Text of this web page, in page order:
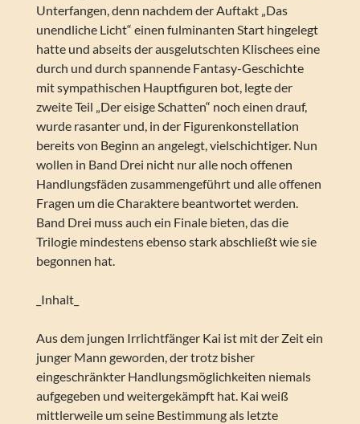
Unterfangen, denn nachdem der Auftakt „Das
unendliche Licht“ einen fulminanten Start hingelegt
hatte und abseits der ausgelutschten Klischees eine
durch und durch spannende Fantasy-Geschichte
mit sympathischen Hauptfiguren bot, legte der
zweite Teil „Der eisige Schatten“ noch einen drauf,
wurde rasanter und, in der Figurenkonstellation
bereits von Beginn an angelegt, vielschichtiger. Nun
wollen in Band Drei nicht nur alle noch offenen
Handlungsfäden zusammengeführt und alle offenen
Fragen um die Charaktere beantwortet werden.
Band Drei muss auch ein Finale bieten, das die
Trilogie mindestens ebenso stark abschließt wie sie
begonnen hat.
_Inhalt_
Aus dem jungen Irrlichtfänger Kai ist mit der Zeit ein
junger Mann geworden, der trotz bisher
eingeschränkter Handlungsmöglichkeiten niemals
aufgegeben und weitergekämpft hat. Kai weiß
mittlerweile um seine Bestimmung als letzte